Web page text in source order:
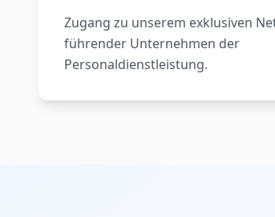
Zugang zu unserem exklusiven
führender Unternehmen der
Personaldienstleistung.